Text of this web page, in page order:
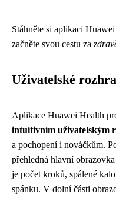
Stáhněte si aplikaci
začněte svou cestu za
Uživatelské
Aplikace Huawei Health
intuitivním uživatelským
a pochopení i nováčkům.
přehledná hlavní
je počet kroků, spálené
spánku. V dolní části